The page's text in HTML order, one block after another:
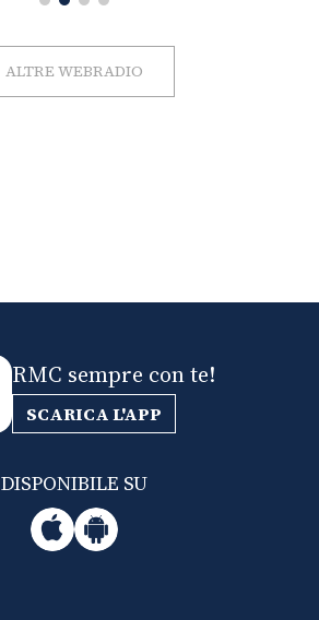
ALTRE WEBRADIO
RMC sempre con te!
SCARICA L'APP
DISPONIBILE SU